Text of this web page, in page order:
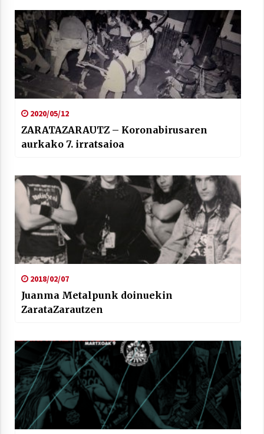
2020/05/12
ZARATAZARAUTZ – Koronabirusaren
aurkako 7. irratsaioa
2018/02/07
Juanma Metalpunk doinuekin
ZarataZarautzen